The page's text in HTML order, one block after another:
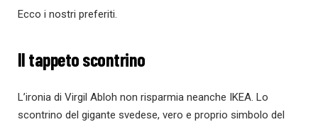
Ecco i nostri preferiti.
Il tappeto scontrino
L’ironia di Virgil Abloh non risparmia neanche IKEA. Lo
scontrino del gigante svedese, vero e proprio simbolo del